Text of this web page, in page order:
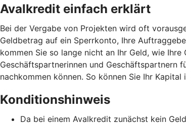
Avalkredit einfach erklärt
Bei der Vergabe von Projekten wird oft
Geldbetrag auf ein Sperrkonto, Ihre
kommen Sie so lange nicht an Ihr Geld, wie
Geschäftspartnerinnen und Geschäftspartnern
nachkommen können. So können Sie Ihr
Konditionshinweis
Da bei einem Avalkredit zunächst kein